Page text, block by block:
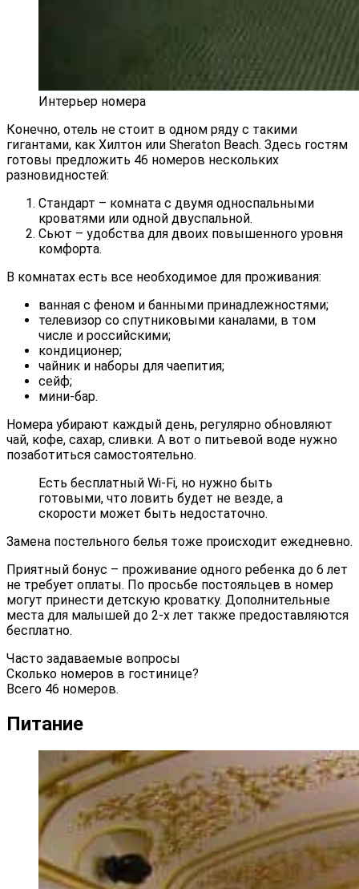
Интерьер номера
Конечно, отель не стоит в одном ряду с такими
гигантами, как Хилтон или Sheraton Beach. Здесь гостям
готовы предложить 46 номеров нескольких
разновидностей:
Стандарт – комната с двумя односпальными
кроватями или одной двуспальной.
Сьют – удобства для двоих повышенного уровня
комфорта.
В комнатах есть все необходимое для проживания:
ванная с феном и банными принадлежностями;
телевизор со спутниковыми каналами, в том
числе и российскими;
кондиционер;
чайник и наборы для чаепития;
сейф;
мини-бар.
Номера убирают каждый день, регулярно обновляют
чай, кофе, сахар, сливки. А вот о питьевой воде нужно
позаботиться самостоятельно.
Есть бесплатный Wi-Fi, но нужно быть
готовыми, что ловить будет не везде, а
скорости может быть недостаточно.
Замена постельного белья тоже происходит ежедневно.
Приятный бонус – проживание одного ребенка до 6 лет
не требует оплаты. По просьбе постояльцев в номер
могут принести детскую кроватку. Дополнительные
места для малышей до 2-х лет также предоставляются
бесплатно.
Часто задаваемые вопросы
Сколько номеров в гостинице?
Всего 46 номеров.
Питание